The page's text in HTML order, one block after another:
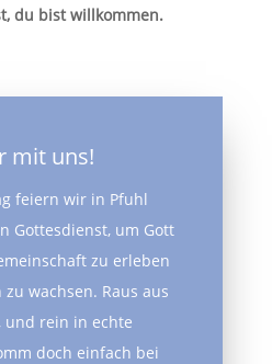
du bist willkommen.
mit uns!
feiern wir in Pfuhl
Gottesdienst, um Gott
zu erleben
wachsen. Raus aus
und rein in echte
doch einfach bei